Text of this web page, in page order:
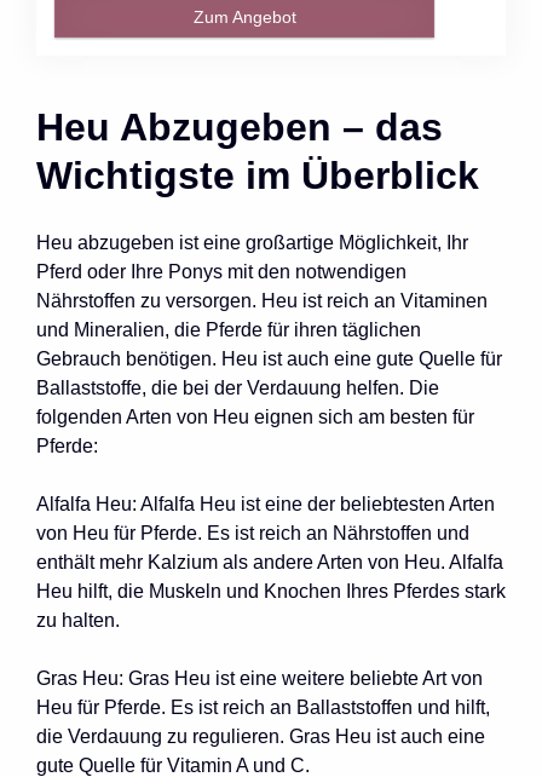
Zum Angebot
Heu Abzugeben – das
Wichtigste im Überblick
Heu abzugeben ist eine großartige Möglichkeit, Ihr
Pferd oder Ihre Ponys mit den notwendigen
Nährstoffen zu versorgen. Heu ist reich an Vitaminen
und Mineralien, die Pferde für ihren täglichen
Gebrauch benötigen. Heu ist auch eine gute Quelle für
Ballaststoffe, die bei der Verdauung helfen. Die
folgenden Arten von Heu eignen sich am besten für
Pferde:
Alfalfa Heu: Alfalfa Heu ist eine der beliebtesten Arten
von Heu für Pferde. Es ist reich an Nährstoffen und
enthält mehr Kalzium als andere Arten von Heu. Alfalfa
Heu hilft, die Muskeln und Knochen Ihres Pferdes stark
zu halten.
Gras Heu: Gras Heu ist eine weitere beliebte Art von
Heu für Pferde. Es ist reich an Ballaststoffen und hilft,
die Verdauung zu regulieren. Gras Heu ist auch eine
gute Quelle für Vitamin A und C.